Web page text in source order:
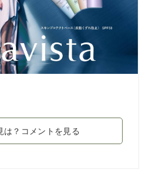
は？コメントを見る